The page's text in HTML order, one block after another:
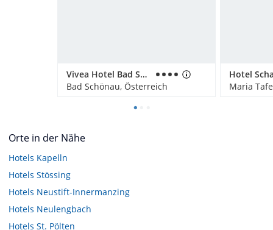
Vivea Hotel Bad Schönau - Zum Landsknecht
Bad Schönau, Österreich
Hotel
Maria
Orte in der Nähe
Hotels Kapelln
Hotels Stössing
Hotels Neustift-Innermanzing
Hotels Neulengbach
Hotels St. Pölten